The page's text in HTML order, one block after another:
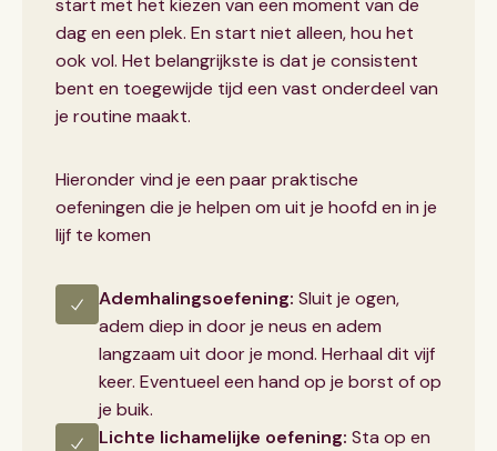
start met het kiezen van een moment van de
dag en een plek. En start niet alleen, hou het
ook vol. Het belangrijkste is dat je consistent
bent en toegewijde tijd een vast onderdeel van
je routine maakt.
Hieronder vind je een paar praktische
oefeningen die je helpen om uit je hoofd en in je
lijf te komen
Ademhalingsoefening: Sluit je ogen,
adem diep in door je neus en adem
langzaam uit door je mond. Herhaal dit vijf
keer. Eventueel een hand op je borst of op
je buik.
Lichte lichamelijke oefening: Sta op en